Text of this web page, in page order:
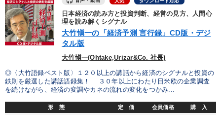
日本経済の読み方と投資判断、経営の見方、人間心
理を読み解くシグナル
大竹愼一の「経済予測 言行録」CD版・デジ
タル版
大竹愼一(Ohtake,Urizar&Co. 社長)
◎〈大竹語録ベスト版〉１２０以上の講話から経済のシグナルと投資の
鉄則を厳選した講話語録集！ ３０年以上にわたり日米欧の企業調査
を続けながら、経済の変調やカネの流れの変化をつかみ...
形 態 定 価 会員価格 購 入